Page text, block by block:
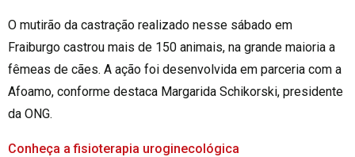
O mutirão da castração realizado nesse sábado em
Fraiburgo castrou mais de 150 animais, na grande maioria a
fêmeas de cães. A ação foi desenvolvida em parceria com a
Afoamo, conforme destaca Margarida Schikorski, presidente
da ONG.
Conheça a fisioterapia uroginecológica